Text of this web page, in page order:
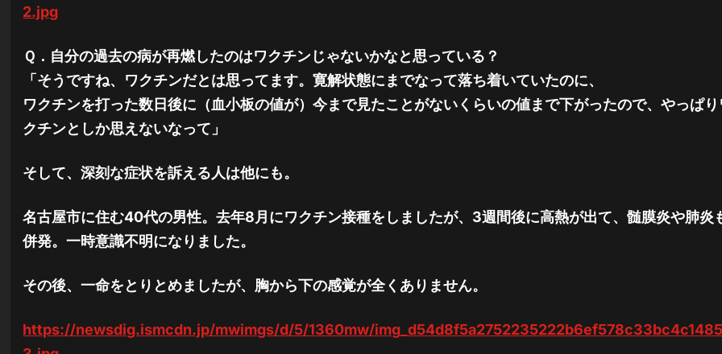
2.jpg
Ｑ．自分の過去の病が再燃したのはワクチンじゃないかなと思っている？
「そうですね、ワクチンだとは思ってます。寛解状態にまでなって落ち着いていたのに、
ワクチンを打った数日後に（血小板の値が）今まで見たことがないくらいの値まで下がったので、やっぱ
クチンとしか思えないなって」
そして、深刻な症状を訴える人は他にも。
名古屋市に住む40代の男性。去年8月にワクチン接種をしましたが、3週間後に高熱が出て、髄膜炎や肺炎
併発。一時意識不明になりました。
その後、一命をとりとめましたが、胸から下の感覚が全くありません。
https://newsdig.ismcdn.jp/mwimgs/d/5/1360mw/